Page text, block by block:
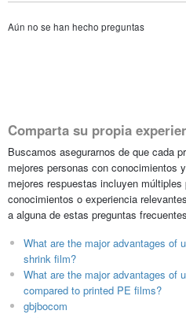
Aún no se han hecho preguntas
Comparta su propia
Buscamos asegurarnos de que cada
mejores personas con conocimientos
mejores respuestas incluyen
conocimientos o experiencia
a alguna de estas preguntas
What are the major advantages of
shrink film?
What are the major advantages of
compared to printed PE films?
gbjbocom